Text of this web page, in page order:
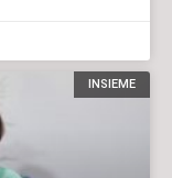
INSIEME